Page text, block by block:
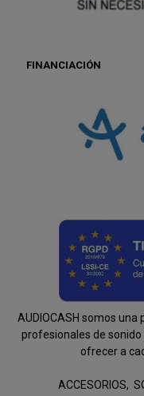
FINANCIACIÓN
AUDIOCASH somos
profesionales de
ofrecer a
ACCESORIOS